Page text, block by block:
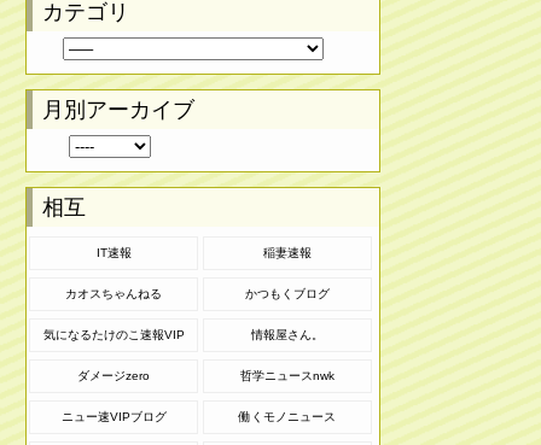
カテゴリ
月別アーカイブ
相互
IT速報 稲妻速報
カオスちゃんねる かつもくブログ
気になるたけのこ速報VIP 情報屋さん。
ダメージzero 哲学ニュースnwk
ニュー速VIPブログ 働くモノニュース